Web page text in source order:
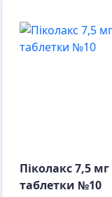
Піколакс 7,5 мг
таблетки №10